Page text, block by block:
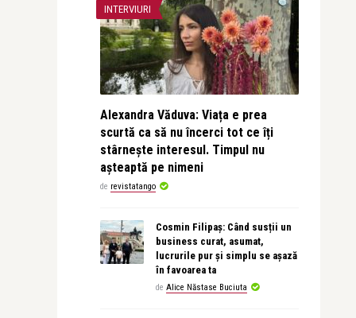
INTERVIURI
Alexandra Văduva: Viața e prea
scurtă ca să nu încerci tot ce îți
stârnește interesul. Timpul nu
așteaptă pe nimeni
de revistatango
Cosmin Filipaș: Când susții un
business curat, asumat,
lucrurile pur și simplu se așază
în favoarea ta
de Alice Năstase Buciuta